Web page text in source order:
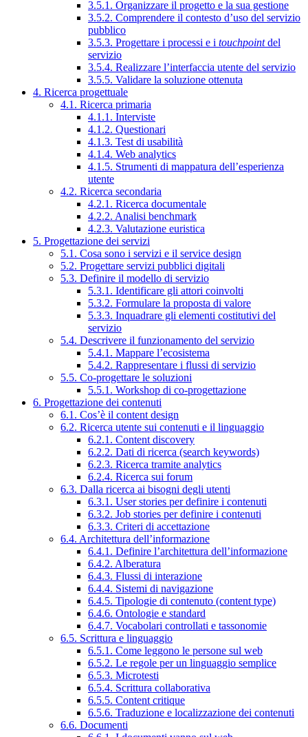
3.5.1. Organizzare il progetto e la sua gestione
3.5.2. Comprendere il contesto d’uso del servizio
pubblico
3.5.3. Progettare i processi e i touchpointdel
servizio
3.5.4. Realizzare l’interfaccia utente del servizio
3.5.5. Validare la soluzione ottenuta
4. Ricerca progettuale
4.1. Ricerca primaria
4.1.1. Interviste
4.1.2. Questionari
4.1.3. Test di usabilità
4.1.4. Web analytics
4.1.5. Strumenti di mappatura dell’esperienza
utente
4.2. Ricerca secondaria
4.2.1. Ricerca documentale
4.2.2. Analisi benchmark
4.2.3. Valutazione euristica
5. Progettazione dei servizi
5.1. Cosa sono i servizi e il service design
5.2. Progettare servizi pubblici digitali
5.3. Definire il modello di servizio
5.3.1. Identificare gli attori coinvolti
5.3.2. Formulare la proposta di valore
5.3.3. Inquadrare gli elementi costitutivi del
servizio
5.4. Descrivere il funzionamento del servizio
5.4.1. Mappare l’ecosistema
5.4.2. Rappresentare i flussi di servizio
5.5. Co-progettare le soluzioni
5.5.1. Workshop di co-progettazione
6. Progettazione dei contenuti
6.1. Cos’è il content design
6.2. Ricerca utente sui contenuti e il linguaggio
6.2.1. Content discovery
6.2.2. Dati di ricerca (search keywords)
6.2.3. Ricerca tramite analytics
6.2.4. Ricerca sui forum
6.3. Dalla ricerca ai bisogni degli utenti
6.3.1. User stories per definire i contenuti
6.3.2. Job stories per definire i contenuti
6.3.3. Criteri di accettazione
6.4. Architettura dell’informazione
6.4.1. Definire l’architettura dell’informazione
6.4.2. Alberatura
6.4.3. Flussi di interazione
6.4.4. Sistemi di navigazione
6.4.5. Tipologie di contenuto (content type)
6.4.6. Ontologie e standard
6.4.7. Vocabolari controllati e tassonomie
6.5. Scrittura e linguaggio
6.5.1. Come leggono le persone sul web
6.5.2. Le regole per un linguaggio semplice
6.5.3. Microtesti
6.5.4. Scrittura collaborativa
6.5.5. Content critique
6.5.6. Traduzione e localizzazione dei contenuti
6.6. Documenti